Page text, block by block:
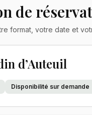
de
format, votre date et
d’Auteuil
Disponibilité sur demande